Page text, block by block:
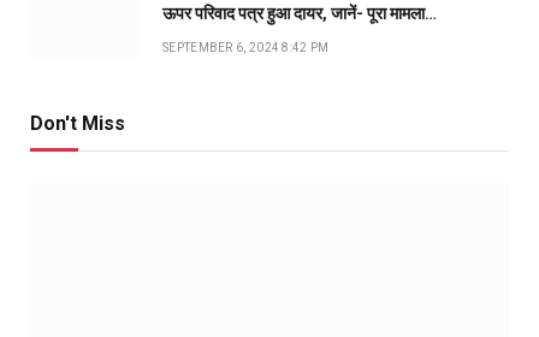
ऊपर परिवाद पत्र हुआ दायर, जानें- पूरा मामला…
SEPTEMBER 6, 2024 8:42 PM
Don't Miss